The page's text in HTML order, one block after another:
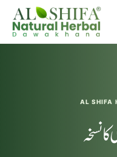
AL SHIFA
نسخہ